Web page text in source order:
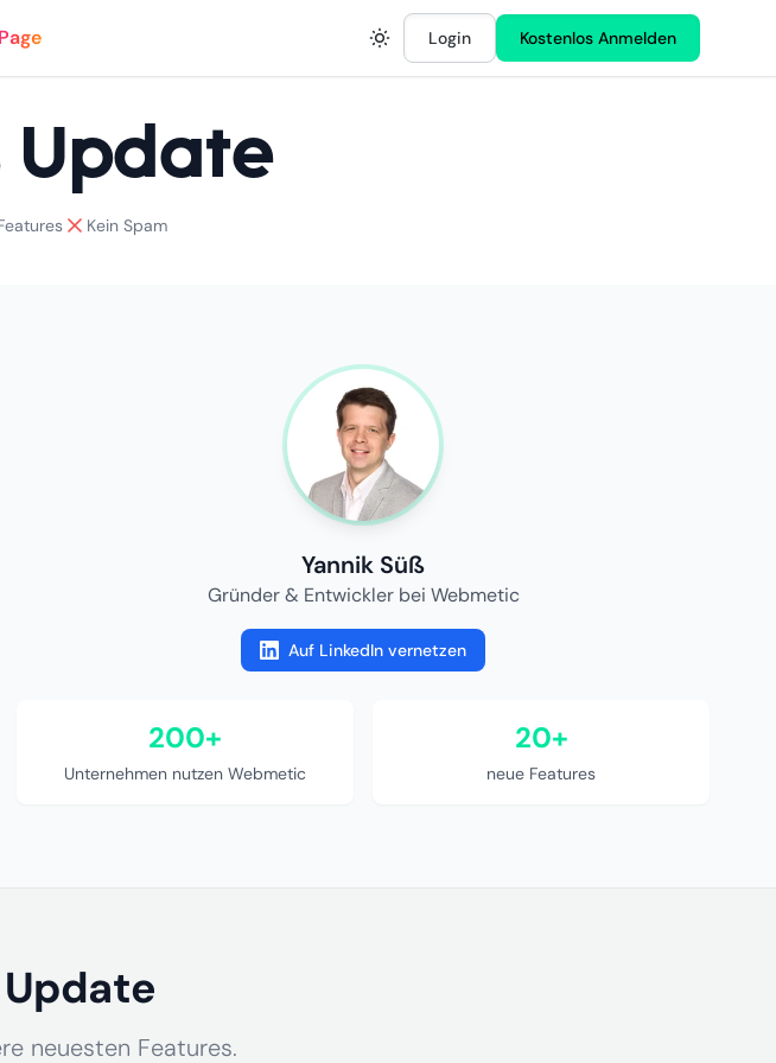
Login Kostenlos Anmelden
Update
Kein Spam
Yannik Süß
Gründer & Entwickler bei Webmetic
Auf LinkedIn vernetzen
200+
Unternehmen nutzen Webmetic
20+
neue Features
neuesten Features.